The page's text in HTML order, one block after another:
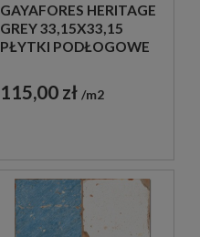
GAYAFORES HERITAGE
GREY 33,15X33,15
PŁYTKI PODŁOGOWE
115,00 zł m2